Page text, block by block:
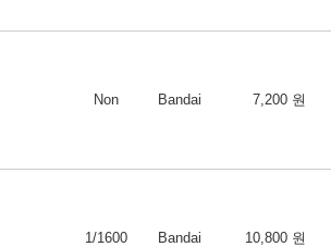
Non Bandai 7,200 원
1/1600 Bandai 10,800 원